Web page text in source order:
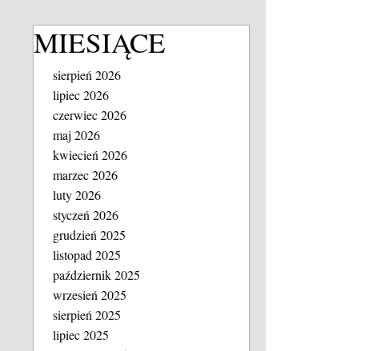
MIESIĄCE
sierpień 2026
lipiec 2026
czerwiec 2026
maj 2026
kwiecień 2026
marzec 2026
luty 2026
styczeń 2026
grudzień 2025
listopad 2025
październik 2025
wrzesień 2025
sierpień 2025
lipiec 2025